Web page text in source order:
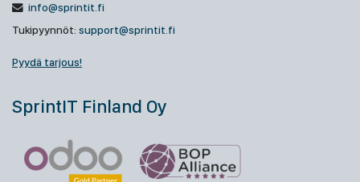
info@sprintit.fi
Tukipyynnöt: support@sprintit.fi
Pyydä tarjous!
SprintIT Finland Oy